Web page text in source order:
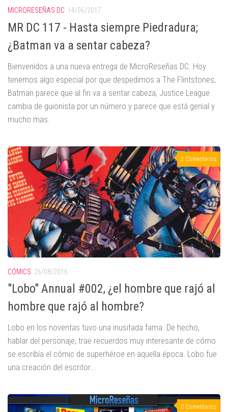
MICRORESEÑAS DC 14/06/2017
MR DC 117 - Hasta siempre Piedradura;
¿Batman va a sentar cabeza?
Bienvenidos a una nueva entrega de MicroReseñas DC. Hoy
tenemos algo especial por que despedimos a The Flintstones,
Batman parece que al fin va a sentar cabeza, Justice League
cambia de guionista por un número y parece que está genial y
mucho mas.
2 Comentarios
CÓMICS 26/08/2016
"Lobo" Annual #002, ¿el hombre que rajó al
hombre que rajó al hombre?
Lobo en los noventas tuvo una inusitada fama. De hecho,
hablar del personaje, trae recuerdos muy interesante de cómo
se escribía el cómic de superhéroe en aquella época. Lobo fue
una creación del escritor...
0 Comentarios